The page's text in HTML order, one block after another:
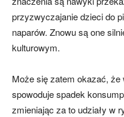
przyzwyczajanie dzieci do
naparów. Znowu są one
kulturowym.
Może się zatem okazać,
spowoduje spadek
zmieniając za to udziały w